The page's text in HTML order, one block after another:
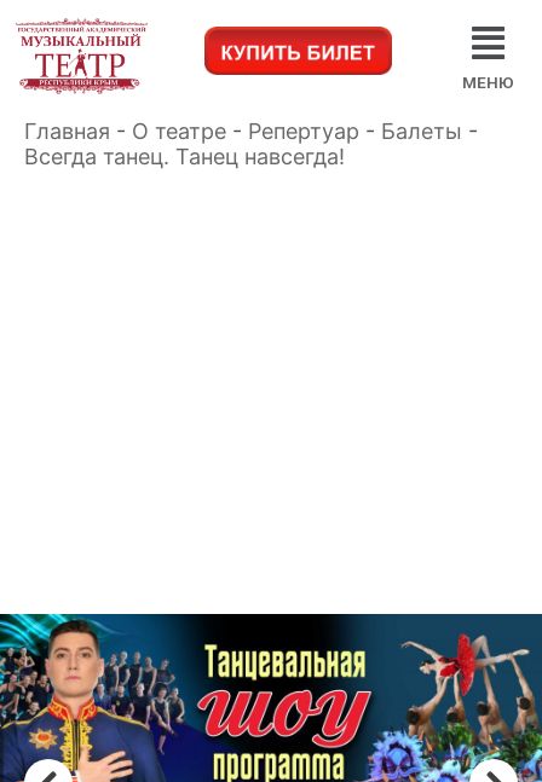
МЕНЮ
Главная - О театре - Репертуар - Балеты -
Всегда танец. Танец навсегда!